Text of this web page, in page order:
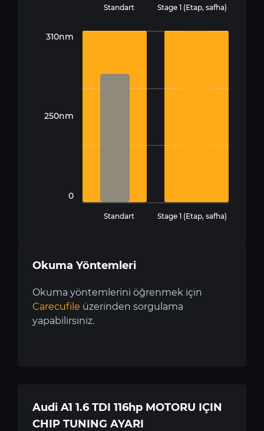
Standart Stage 1 (Etap, safha)
310nm
250nm
0
Standart Stage 1 (Etap, safha)
Okuma Yöntemleri
Okuma yöntemlerini öğrenmek için
Carecufile üzerinden sorgulama
yapabilirsiniz.
Audi A1 1.6 TDI 116hp MOTORU IÇIN
CHIP TUNING AYARI